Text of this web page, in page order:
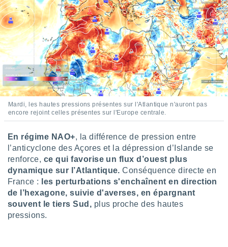
les
pas
de
vous
à
notre
cas,
la
sur le
Mardi, les hautes pressions présentes sur l'Atlantique n'auront pas
encore rejoint celles présentes sur l'Europe centrale.
En régime NAO+, la différence de pression entre
l’anticyclone des Açores et la dépression d’Islande se
renforce, ce qui favorise un flux d’ouest plus
dynamique sur l’Atlantique.Conséquence directe en
France :
les perturbations s'enchaînent en direction
de l’hexagone, suivie d'averses, en épargnant
souvent le tiers Sud, plus proche des hautes
pressions.